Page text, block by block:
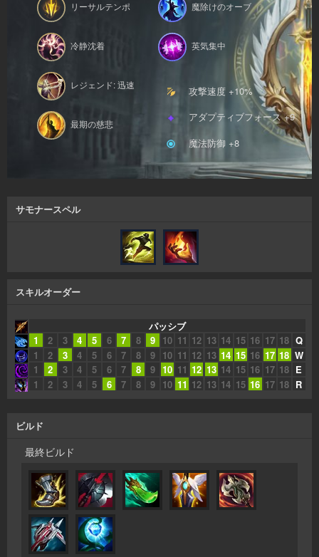
リーサルテンポ
冷静沈着
レジェンド: 迅速
最期の慈悲
魔除けのオーブ
英気集中
攻撃速度 +10%
アダプティブフォース +9
魔法防御 +8
サモナースペル
スキルオーダー
パッシブ
1
2 3 4 5 6 7 8 9 10 11 12 13 14 15 16 17 18 Q
1
2 3 4 5 6 7 8 9 10 11 12 13 14 15 16 17 18 W
1
2 3 4 5 6 7 8 9 10 11 12 13 14 15 16 17 18 E
1
2 3 4 5 6 7 8 9 10 11 12 13 14 15 16 17 18 R
ビルド
最終ビルド